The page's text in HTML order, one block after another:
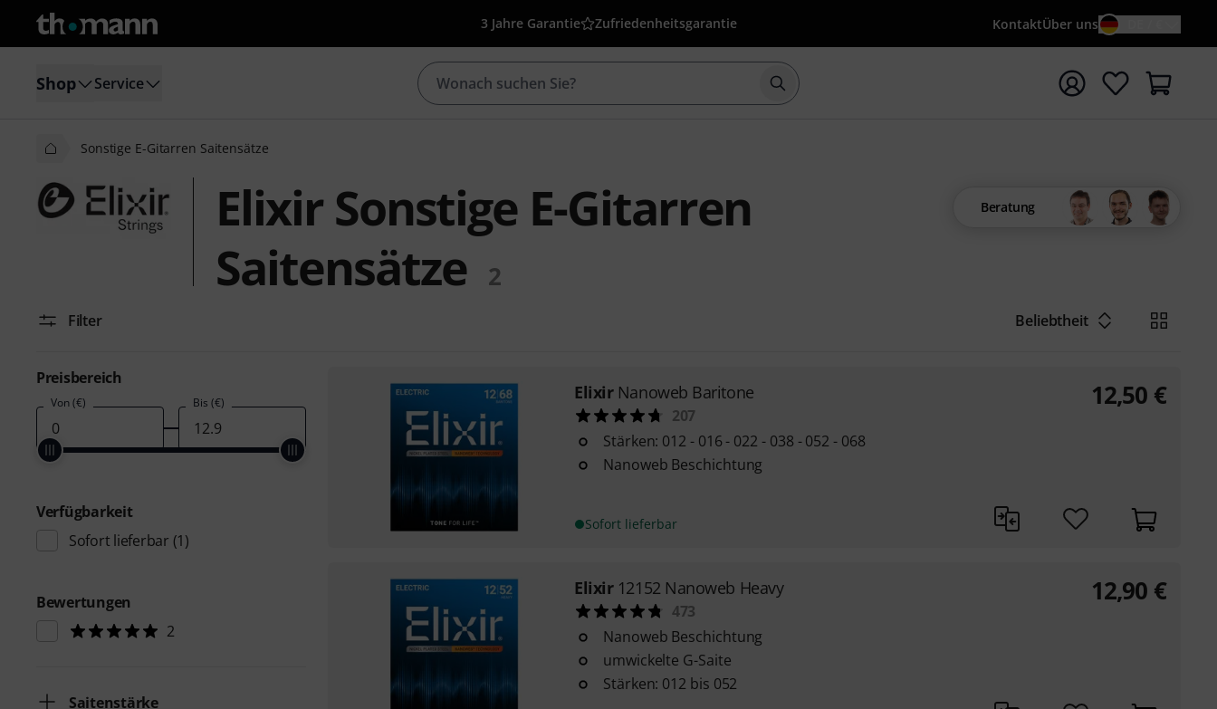
3 Jahre Garantie Zufriedenheitsgarantie KontaktÜber uns
Shop Service Suche mit Suchwort {searchTerm} starten
Sonstige E-Gitarren Saitensätze
Elixir Sonstige E-Gitarren
Saitensätze
2
Beratung
Filter Beliebtheit
Preisbereich
Von (€) Bis (€)
Verfügbarkeit
Sofort lieferbar (1)
Bewertungen
2
Saitenstärke
Elixir Nanoweb Baritone
207
Stärken: 012 - 016 - 022 - 038 - 052 - 068
Nanoweb Beschichtung
Sofort lieferbar
12,50 €
Elixir 12152 Nanoweb Heavy
473
Nanoweb Beschichtung
umwickelte G-Saite
Stärken: 012 bis 052
12,90 €